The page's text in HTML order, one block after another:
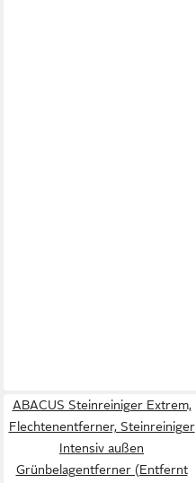
ABACUS Steinreiniger Extrem,
Flechtenentferner, Steinreiniger
Intensiv außen
Grünbelagentferner (Entfernt